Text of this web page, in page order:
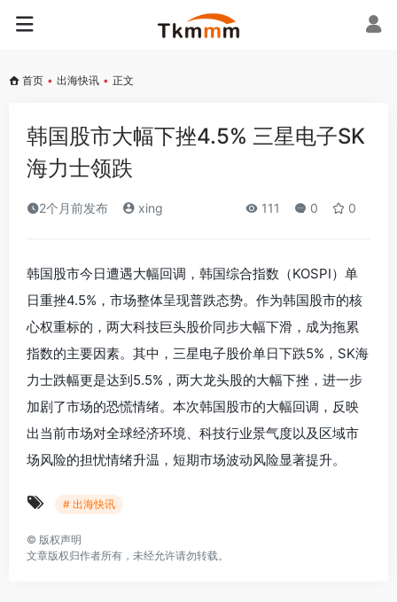
首页 • 出海快讯 • 正文
韩国股市大幅下挫4.5% 三星电子SK
海力士领跌
2个月前发布 xing 111 0 0
韩国股市今日遭遇大幅回调，韩国综合指数（KOSPI）单
日重挫4.5%，市场整体呈现普跌态势。作为韩国股市的核
心权重标的，两大科技巨头股价同步大幅下滑，成为拖累
指数的主要因素。其中，三星电子股价单日下跌5%，SK海
力士跌幅更是达到5.5%，两大龙头股的大幅下挫，进一步
加剧了市场的恐慌情绪。本次韩国股市的大幅回调，反映
出当前市场对全球经济环境、科技行业景气度以及区域市
场风险的担忧情绪升温，短期市场波动风险显著提升。
# 出海快讯
© 版权声明
文章版权归作者所有，未经允许请勿转载。